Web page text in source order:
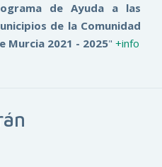
de Ayuda a las
de la Comunidad
Murcia 2021 - 2025" +info